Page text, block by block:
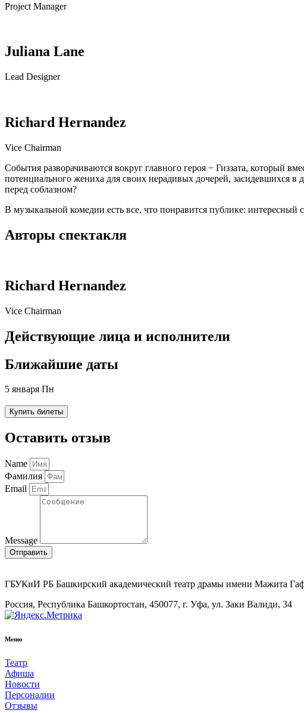
Project Manager
Juliana Lane
Lead Designer
Richard Hernandez
Vice Chairman
События разворачиваются вокруг главного героя − Гиззата, который
потенциального жениха для своих нерадивых дочерей, засидевшихся
перед соблазном?
В музыкальной комедии есть все, что понравится публике:
Авторы спектакля
Richard Hernandez
Vice Chairman
Действующие лица и исполнители
Ближайшие даты
5 января Пн
Купить билеты
Оставить отзыв
Name
Фамилия
Email
Message
Отправить
ГБУКиИ РБ Башкирский академический театр драмы имени Мажита
Россия, Республика Башкортостан, 450077, г. Уфа, ул. Заки Валиди, 34
Меню
Театр
Афиша
Новости
Персоналии
Отзывы